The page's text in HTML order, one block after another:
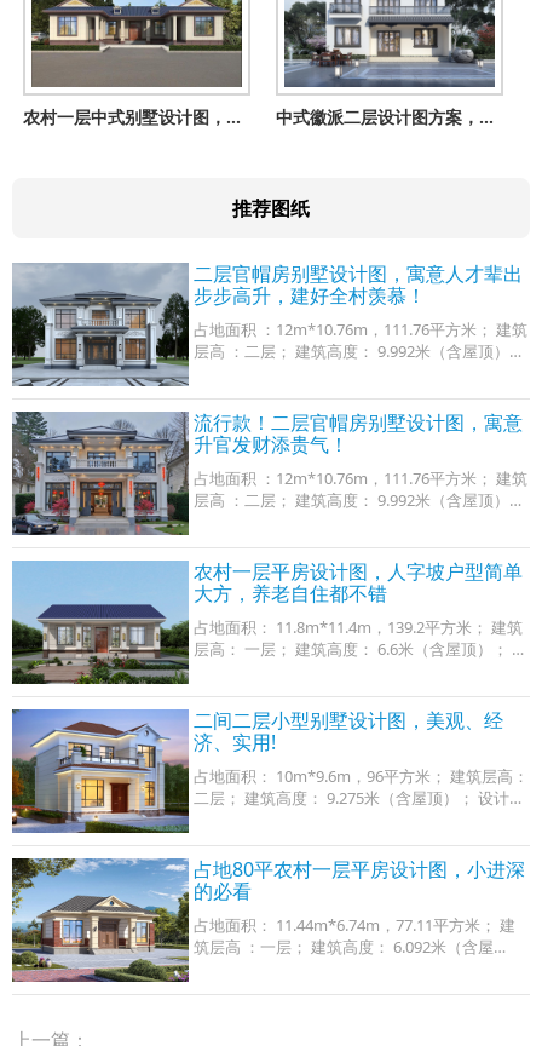
农村一层中式别墅设计图，经典大气，布局舒适，面宽20米 中式徽派二层设计图方案，建好百年不过时，村里抢着建
推荐图纸
二层官帽房别墅设计图，寓意人才辈出
步步高升，建好全村羡慕！
占地面积 ：12m*10.76m，111.76平方米； 建筑
层高 ：二层； 建筑高度： 9.992米（含屋顶）；
厅、卧室x2、卫生间； 二层户型：客厅、书房、
卧
流行款！二层官帽房别墅设计图，寓意
升官发财添贵气！
占地面积 ：12m*10.76m，111.76平方米； 建筑
层高 ：二层； 建筑高度： 9.992米（含屋顶）；
厅、卧室x2、卫生间； 二层户型：客厅、书房、
卧
农村一层平房设计图，人字坡户型简单
大方，养老自住都不错
占地面积： 11.8m*11.4m，139.2平方米； 建筑
层高： 一层； 建筑高度： 6.6米（含屋顶）； 设
（带卫生间）、卧室x2、卫生间； 图纸目录：
建
二间二层小型别墅设计图，美观、经
济、实用!
占地面积： 10m*9.6m，96平方米； 建筑层高：
二层； 建筑高度： 9.275米（含屋顶）； 设计功
间； 二层户型：茶室、卧室x3、卫生间、露台；
占地80平农村一层平房设计图，小进深
的必看
占地面积： 11.44m*6.74m，77.11平方米； 建
筑层高 ：一层； 建筑高度： 6.092米（含屋
厅、卧室x2、卫生间； 图纸目录： 建 筑 图：建
上一篇：